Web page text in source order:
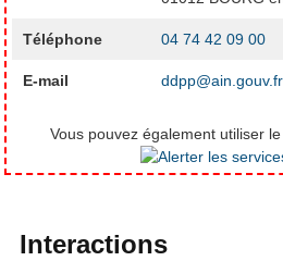
Téléphone 04 74 42 09 00
E-mail ddpp@ain.gouv.fr
Vous pouvez également utiliser
Interactions